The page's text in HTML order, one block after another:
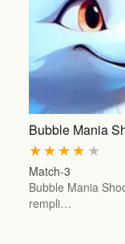
Bubble Mania
★
★
★
★
★
Match-3
Bubble Mania
rempli…